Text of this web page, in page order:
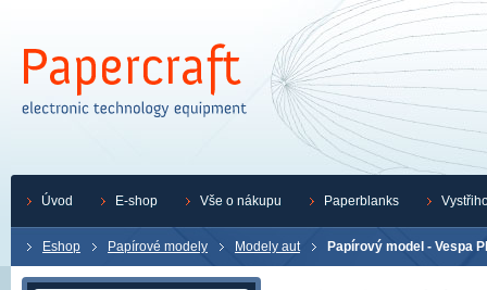
Eshop Papírové modely Modely aut Papírový model - Vespa
Úvod E-shop Vše o nákupu Paperblanks